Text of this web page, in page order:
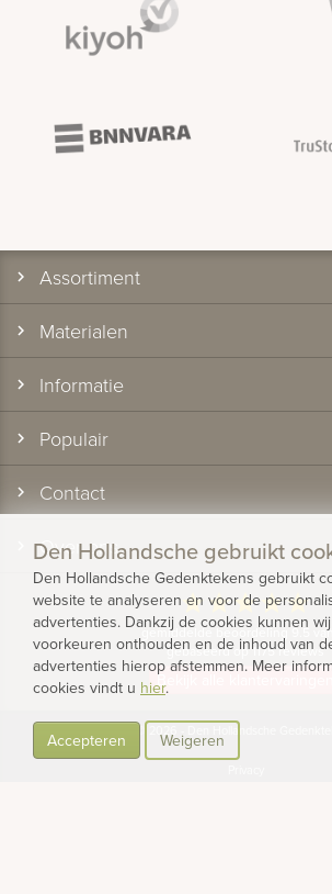
Assortiment
Materialen
Informatie
Populair
Contact
Over ons
star starstarstarstar
gemiddelde beoordeling 9.5
gebaseerd op 1175 reviews
Bekijk alle klantervaringen
© 2026 - Den Hollandsche
Den Hollandsche gebruikt
Den Hollandsche Gedenktekens gebruikt
website te analyseren en voor de
advertenties. Dankzij de cookies kunnen
voorkeuren onthouden en de inhoud van
advertenties hierop afstemmen. Meer
cookies vindt u hier.
Accepteren Weigeren